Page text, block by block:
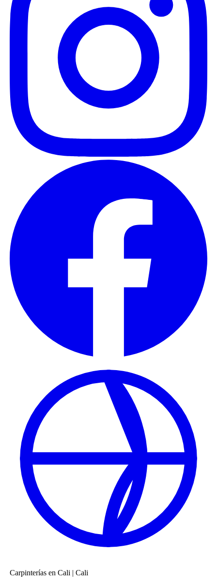
Carpinterías en Cali | Cali